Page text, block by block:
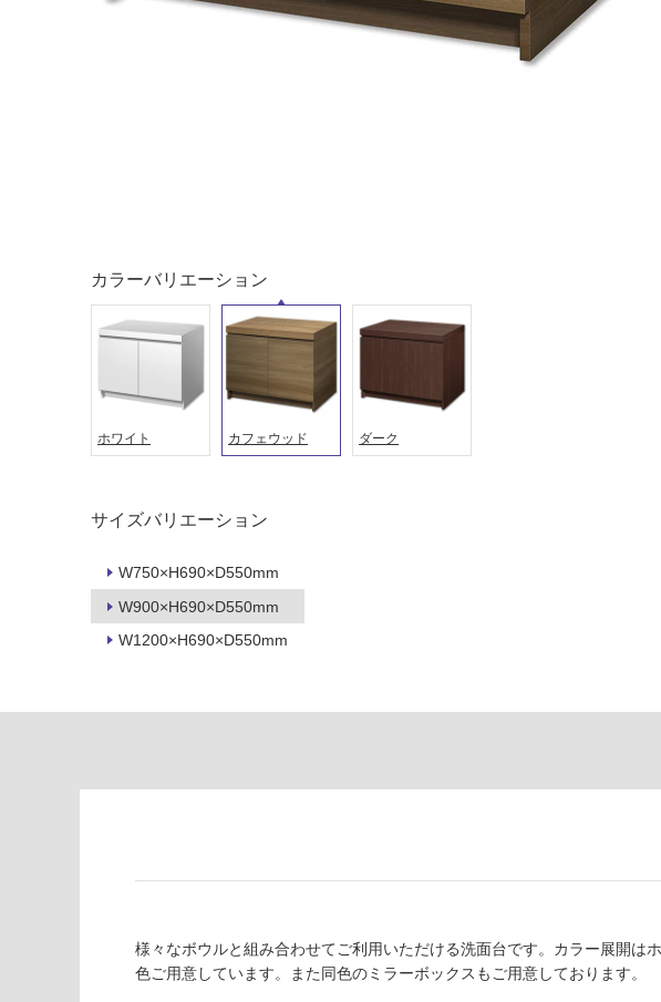
カラーバリエーション
ホワイト カフェウッド ダーク
サイズバリエーション
W750×H690×D550mm
W900×H690×D550mm
W1200×H690×D550mm
浴室床・
駐車場
に
し
る
し
て
て
い
屋内壁・屋外
音・床暖
し
い
※
商
様々なボウルと組み合わせてご利用いただける洗面台です。カラー展開は
色ご用意しています。また同色のミラーボックスもご用意しております。